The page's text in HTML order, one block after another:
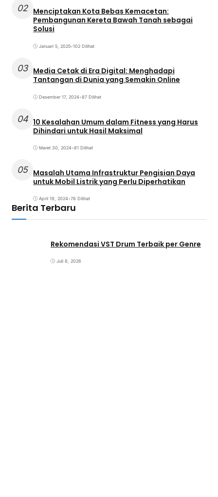
02 Menciptakan Kota Bebas Kemacetan:
Pembangunan Kereta Bawah Tanah sebagai
Solusi
Januari 5, 2025•102 Dilihat
03 Media Cetak di Era Digital: Menghadapi
Tantangan di Dunia yang Semakin Online
Desember 17, 2024•87 Dilihat
04 10 Kesalahan Umum dalam Fitness yang Harus
Dihindari untuk Hasil Maksimal
Maret 30, 2024•81 Dilihat
05 Masalah Utama Infrastruktur Pengisian Daya
untuk Mobil Listrik yang Perlu Diperhatikan
April 19, 2024•78 Dilihat
Berita Terbaru
Rekomendasi VST Drum Terbaik per Genre
Juli 8, 2026